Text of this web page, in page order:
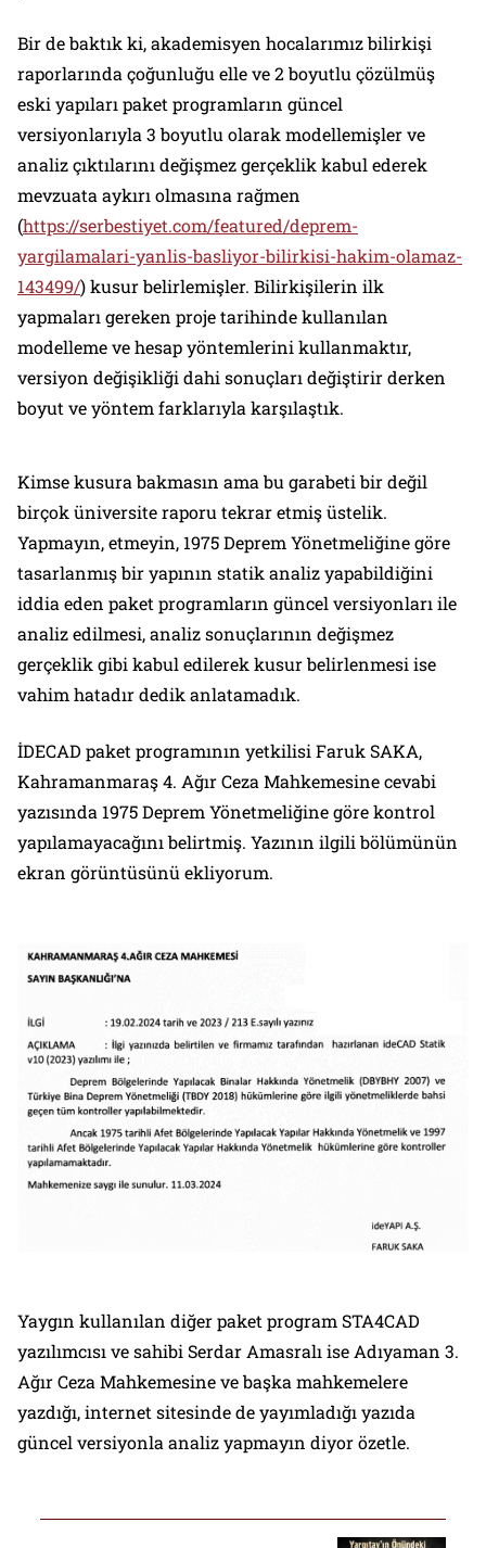
Bir de baktık ki, akademisyen hocalarımız bilirkişi
raporlarında çoğunluğu elle ve 2 boyutlu çözülmüş
eski yapıları paket programların güncel
versiyonlarıyla 3 boyutlu olarak modellemişler ve
analiz çıktılarını değişmez gerçeklik kabul ederek
mevzuata aykırı olmasına rağmen
(https://serbestiyet.com/featured/deprem-
yargilamalari-yanlis-basliyor-bilirkisi-hakim-olamaz-
143499/) kusur belirlemişler. Bilirkişilerin ilk
yapmaları gereken proje tarihinde kullanılan
modelleme ve hesap yöntemlerini kullanmaktır,
versiyon değişikliği dahi sonuçları değiştirir derken
boyut ve yöntem farklarıyla karşılaştık.
Kimse kusura bakmasın ama bu garabeti bir değil
birçok üniversite raporu tekrar etmiş üstelik.
Yapmayın, etmeyin, 1975 Deprem Yönetmeliğine göre
tasarlanmış bir yapının statik analiz yapabildiğini
iddia eden paket programların güncel versiyonları ile
analiz edilmesi, analiz sonuçlarının değişmez
gerçeklik gibi kabul edilerek kusur belirlenmesi ise
vahim hatadır dedik anlatamadık.
İDECAD paket programının yetkilisi Faruk SAKA,
Kahramanmaraş 4. Ağır Ceza Mahkemesine cevabi
yazısında 1975 Deprem Yönetmeliğine göre kontrol
yapılamayacağını belirtmiş. Yazının ilgili bölümünün
ekran görüntüsünü ekliyorum.
Yaygın kullanılan diğer paket program STA4CAD
yazılımcısı ve sahibi Serdar Amasralı ise Adıyaman 3.
Ağır Ceza Mahkemesine ve başka mahkemelere
yazdığı, internet sitesinde de yayımladığı yazıda
güncel versiyonla analiz yapmayın diyor özetle.